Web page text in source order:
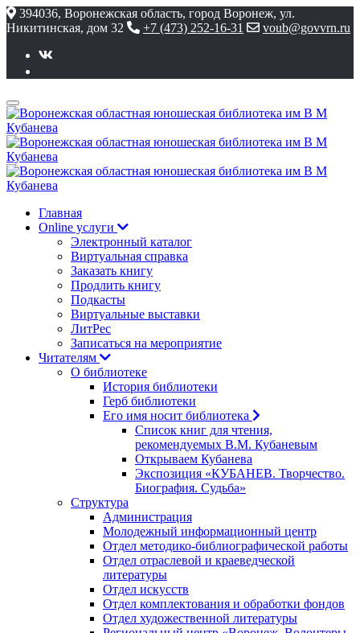
394036, Воронежская область, город Воронеж, ул.
Никитинская, дом 32
+7 (473) 252-16-31 voub@govvrn.ru
Главная
Online услуги
Электронный каталог
Виртуальная справка
Заказать книгу
Продлить книгу
Подкасты
Виртуальные выставки
ЛитРес
Записаться на мероприятие
Читателям
О библиотеке
История библиотеки
Герб библиотеки
Его имя носит библиотека
Список книг для чтения,
рекомендуемых В.М. Кубаневым
Открываем Кубанева
Экспозиция «КУБАНЕВ. Творчество.
Биография. Судьба»
Структура
Администрация
Молодежный информационный центр
Отдел методико-библиографической работы
Отдел отраслевой и краеведческой
литературы
Отдел искусств
Отдел комплектования и обработки фондов
Отдел художественной литературы